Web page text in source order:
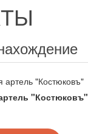
"Костюковъ"